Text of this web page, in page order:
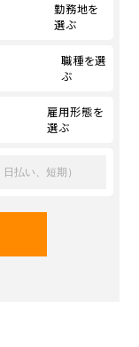
勤務地を
選ぶ
職種を選
ぶ
雇用形態を
選ぶ